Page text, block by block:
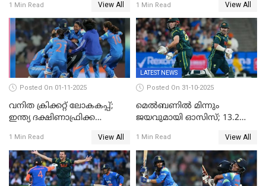
ഇന്ത്യയ്ക്ക് വനിതാ ക്രിക്കറ്റ്
ലോകകപ്പ്
1 Min Read View All 1 Min Read View All
Posted On 01-11-2025
വനിത ക്രിക്കറ്റ് ലോകകപ്പ്;
ഇന്ത്യ ദക്ഷിണാഫ്രിക്ക
1 Min Read View All
LATEST NEWS
Posted On 31-10-2025
മെൽബണിൽ മിന്നും
ജയവുമായി ഓസിസ്; 13.2
പരമ്പരയിൽ ലീഡ്
1 Min Read View All